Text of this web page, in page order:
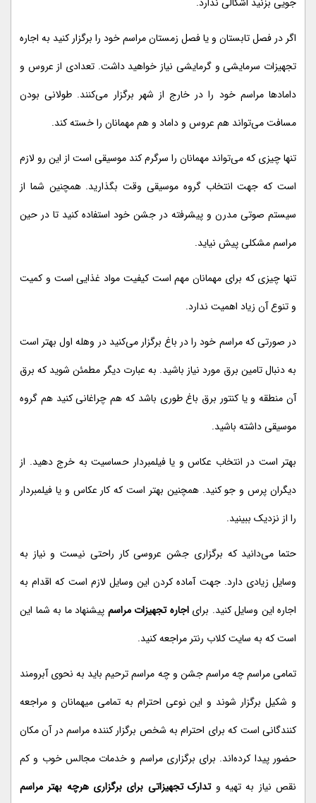
اگر در فصل تابستان و یا فصل زمستان مراسم خود را برگزار کنید به اجاره
تجهیزات سرمایشی و گرمایشی نیاز خواهید داشت. تعدادی از عروس و
دامادها مراسم خود را در خارج از شهر برگزار می‌کنند. طولانی بودن
مسافت می‌تواند هم عروس و داماد و هم مهمانان را خسته کند.
تنها چیزی که می‌تواند مهمانان را سرگرم کند موسیقی است از این رو لازم
است که جهت انتخاب گروه موسیقی وقت بگذارید. همچنین شما از
سیستم صوتی مدرن و پیشرفته در جشن خود استفاده کنید تا در حین
مراسم مشکلی پیش نیاید.
تنها چیزی که برای مهمانان مهم است کیفیت مواد غذایی است و کمیت
و تنوع آن زیاد اهمیت ندارد.
در صورتی که مراسم خود را در باغ برگزار می‌کنید در وهله اول بهتر است
به دنبال تامین برق مورد نیاز باشید. به عبارت دیگر مطمئن شوید که برق
آن منطقه و یا کنتور برق باغ طوری باشد که هم چراغانی کنید هم گروه
موسیقی داشته باشید.
بهتر است در انتخاب عکاس و یا فیلمبردار حساسیت به خرج دهید. از
دیگران پرس و جو کنید. همچنین بهتر است که کار عکاس و یا فیلمبردار
را از نزدیک ببینید.
حتما می‌دانید که برگزاری جشن عروسی کار راحتی نیست و نیاز به
وسایل زیادی دارد. جهت آماده کردن این وسایل لازم است که اقدام به
اجاره این وسایل کنید. برایاجاره تجهیزات مراسم پیشنهاد ما به شما این
است که به سایت کلاب رنتر مراجعه کنید.
تمامی مراسم چه مراسم جشن و چه مراسم ترحیم باید به نحوی آبرومند
و شکیل برگزار شوند و این نوعی احترام به تمامی میهمانان و مراجعه
کنندگانی است که برای احترام به شخص برگزار کننده مراسم در آن مکان
حضور پیدا کرده‌اند. برای برگزاری مراسم و خدمات مجالس خوب و کم
نقص نیاز به تهیه وتدارک تجهیزاتی برای برگزاری هرچه بهتر مراسم